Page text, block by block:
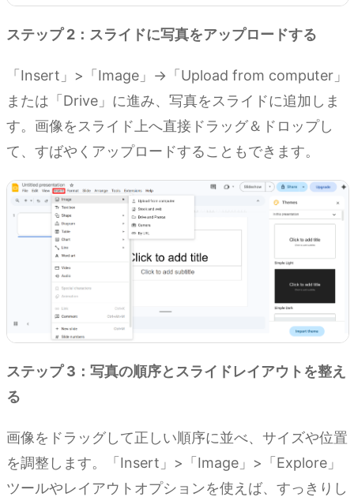
ステップ 2：スライドに写真をアップロードする
「Insert」>「Image」→「Upload from computer」
または「Drive」に進み、写真をスライドに追加しま
す。画像をスライド上へ直接ドラッグ＆ドロップし
て、すばやくアップロードすることもできます。
ステップ 3：写真の順序とスライドレイアウトを整え
る
画像をドラッグして正しい順序に並べ、サイズや位置
を調整します。「Insert」>「Image」>「Explore」
ツールやレイアウトオプションを使えば、すっきりし